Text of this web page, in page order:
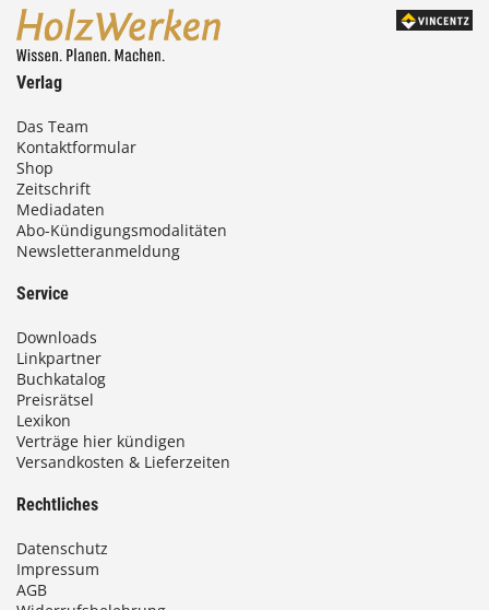
Verlag
Das Team
Kontaktformular
Shop
Zeitschrift
Mediadaten
Abo-Kündigungsmodalitäten
Newsletteranmeldung
Service
Downloads
Linkpartner
Buchkatalog
Preisrätsel
Lexikon
Verträge hier kündigen
Versandkosten & Lieferzeiten
Rechtliches
Datenschutz
Impressum
AGB